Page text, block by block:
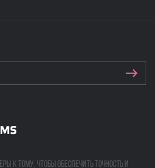
к тому, чтобы обеспечить точность и